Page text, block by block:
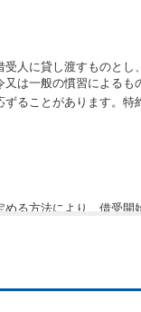
人に貸し渡すものとし
は一般の慣習によるも
ることがあります。特
る方法により、借受開
ますが、予約内容と実